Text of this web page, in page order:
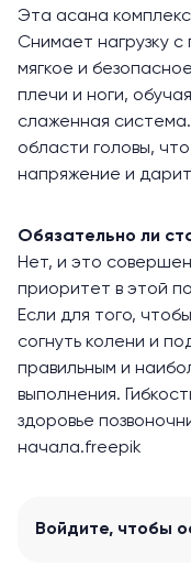
Эта асана
Снимает нагрузку с
мягкое и
плечи и ноги,
слаженная
области головы,
напряжение и
Обязательно ли
Нет, и это
приоритет в этой
Если для того,
согнуть колени и
правильным и
выполнения.
здоровье
начала.freepik
Войдите, чтобы